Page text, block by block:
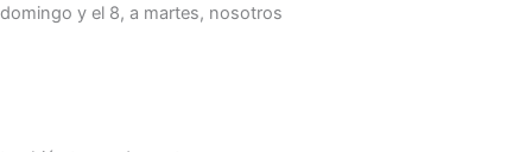
domingo y el 8, a martes, nosotros